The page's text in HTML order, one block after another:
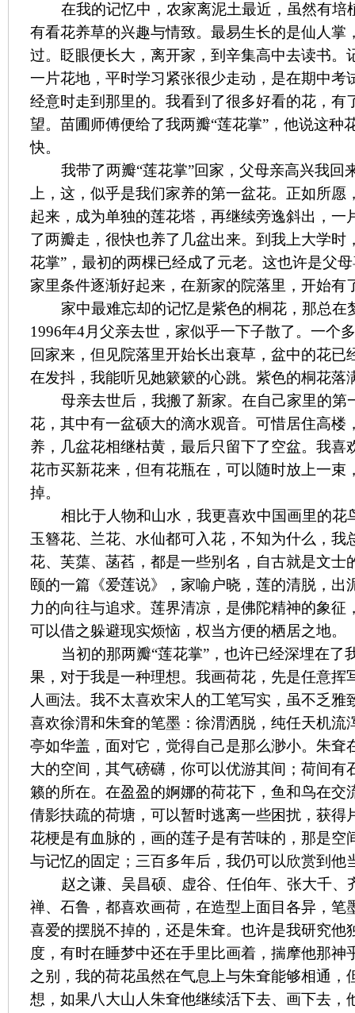
在我的记忆中，农家离泥土最近，虽然有培
有看花养草的兴趣与情致。最易生长的是仙人掌
过。眨眼便长大，离开家，到辛集高中去读书。
一片花地，平时学习紧张很少走动，是在期中考
经意时走到那里的。我看到了很多好看的花，有
望。苗圃师傅便给了我两瓣“莲花掌”，他说这种
快。
我带了两瓣“莲花掌”回家，父母亲高兴我回
上，这，似乎是我们家养的第一盆花。正如所
起来，成为单独的莲花塔，再继续旁逸斜出，一
了两瓣走，很快也养了几盆出来。到我上大学时
花掌”，最初的两棵已经成了元老。这也许是父
家里条件逐渐好起来，在新家的院落里，开始有
家中最难忘却的记忆是紫色的桐花，那总在
1996年4月父亲去世，家似乎一下子散了。一个
回家来，但见院落里开始长出衰草，盆中的花已
在发抖，我能听见她簌簌的心跳。紫色的桐花
母亲去世后，我搬了新家。在自己家里的第
花，其中有一盆硕大的滴水观音。可惜居住高楼
养，几盆花相继枯黄，最后只留下了空盆。我喜
花市买新花来，但有花瓶在，可以随时放上一束
掉。
相比于人物和山水，我更喜欢中国画里的花
玉簪花、兰花、水仙都可入花，不知为什么，我
花、芙蕖、菡萏，都是一些别名，自古就是文士
颐的一篇《爱莲说》，家喻户晓，莲的清脱，出
力的向往与追求。莲界清凉，是佛陀精神的象征
可以借之躲避现实烦恼，权当方便的栖居之地。
当初的那两瓣“莲花掌”，也许已经深埋在了
果，对于我是一种理想。我画荷花，先是任意挥
人画法。我不太喜欢宋人的工笔写实，虽不乏雅
喜欢徐渭和朱耷的笔墨：徐渭洒脱，纯任天机流
亭如华盖，面对它，觉得自己是那么渺小。朱耷
大的空间，其气磅礴，你可以优游其间；荷间有
籁的所在。在盈盈的婀娜的荷花下，鱼和鸟在交
倩影扶疏的荷塘，可以暂时逃离一些困扰，获得
花梗是有血脉的，画的莲子是有苦味的，那是空
与记忆的固定；三百多年后，我仍可以欣赏到他
赵之谦、吴昌硕、虚谷、任伯年、张大千、
禅、石鲁，都喜欢画荷，在造型上面目各异，笔
喜爱的摆脱不掉的，还是朱耷。也许是我研究他
度，有时在睡梦中还在手里比画着，揣摩他那神
之别，我的荷花虽然在气息上与朱耷能够相通，
想，如果八大山人朱耷他继续活下去、画下去，